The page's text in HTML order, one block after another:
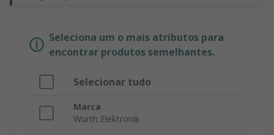
Seleciona um o mais atributos para
encontrar produtos semelhantes.
Selecionar tudo
Marca
Wurth Elektronik